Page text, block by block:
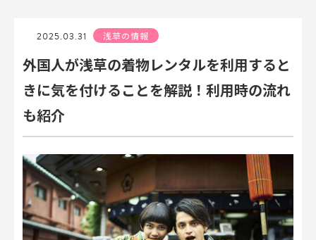
2025.03.31 浅草の情報
外国人が浅草の着物レンタルを利用すると
きに気を付けることを解説！利用時の流れ
も紹介